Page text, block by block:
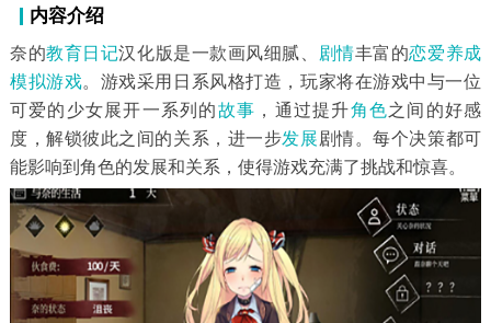
内容介绍
奈的教育日记汉化版是一款画风细腻、 剧情丰富的恋爱养成
模拟游戏。游戏采用日系风格打造，玩家将在游戏中与一位
可爱的少女展开一系列的故事 ，通过提升角色之间的好感
度，解锁彼此之间的关系，进一步发展剧情。每个决策都可
能影响到角色的发展和关系，使得游戏充满了挑战和惊喜。